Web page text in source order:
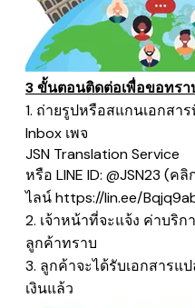
3 ขั้นตอนติดต่อเพื่อขอทรา
1. ถ่ายรูปหรือสแกนเอกสา
Inbox เพจ
​JSN Translation Service
หรือ LINE ID: @JSN23 (ค
ไลน์https://lin.ee/
2. เจ้าหน้าที่จะแจ้ง ค่าบริก
ลูกค้าทราบ
3. ลูกค้าจะได้รับเอกสารแ
เงินแล้ว